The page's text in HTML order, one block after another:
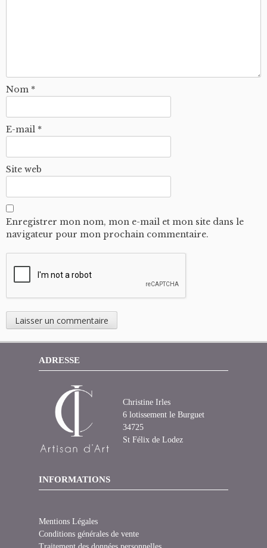
Nom *
E-mail *
Site web
Enregistrer mon nom, mon e-mail et mon site dans le
navigateur pour mon prochain commentaire.
ADRESSE
Christine Irles
6 lotissement le Burguet
34725
St Félix de Lodez
INFORMATIONS
Mentions Légales
Conditions générales de vente